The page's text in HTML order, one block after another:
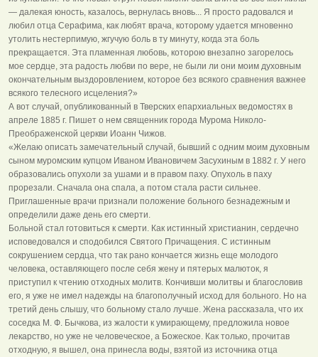
— далекая юность, казалось, вернулась вновь... Я просто радовался и
любил отца Серафима, как любят врача, которому удается мгновенно
утолить нестерпимую, жгучую боль в ту минуту, когда эта боль
прекращается. Эта пламенная любовь, которою внезапно загорелось
мое сердце, эта радость любви по вере, не были ли они моим духовным
окончательным выздоровлением, которое без всякого сравнения важнее
всякого телесного исцеления?»
А вот случай, опубликованный в Тверских епархиальных ведомостях в
апреле 1885 г. Пишет о нем священник города Мурома Николо-
Преображенской церкви Иоанн Чижов.
«Желаю описать замечательный случай, бывший с одним моим духовным
сыном муромским купцом Иваном Ивановичем Засухиным в 1882 г. У него
образовались опухоли за ушами и в правом паху. Опухоль в паху
прорезали. Сначала она спала, а потом стала расти сильнее.
Приглашенные врачи признали положение больного безнадежным и
определили даже день его смерти.
Больной стал готовиться к смерти. Как истинный христианин, сердечно
исповедовался и сподобился Святого Причащения. С истинным
сокрушением сердца, что так рано кончается жизнь еще молодого
человека, оставляющего после себя жену и пятерых малюток, я
приступил к чтению отходных молитв. Кончивши молитвы и благословив
его, я уже не имел надежды на благополучный исход для больного. Но на
третий день слышу, что больному стало лучше. Жена рассказала, что их
соседка М. Ф. Бычкова, из жалости к умирающему, предложила новое
лекарство, но уже не человеческое, а Божеское. Как только, прочитав
отходную, я вышел, она принесла воды, взятой из источника отца